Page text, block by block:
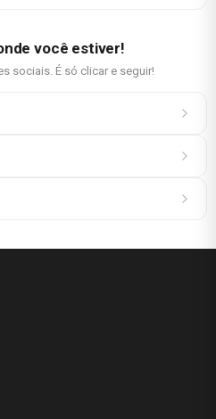
você estiver!
sociais. É só clicar e seguir!